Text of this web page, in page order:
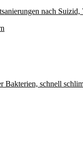
nach
schnell